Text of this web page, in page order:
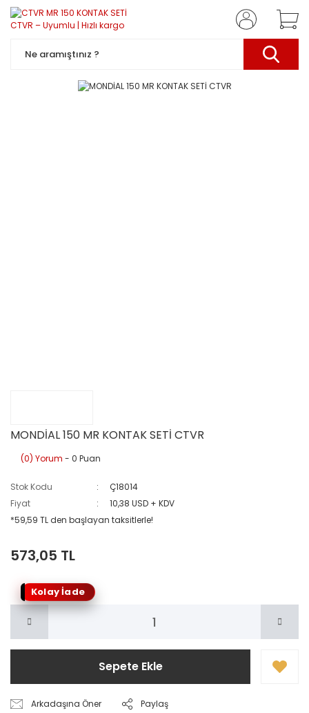
MONDİAL 150 MR KONTAK SETİ CTVR
(0) Yorum - 0 Puan
Stok Kodu
Ç18014
Fiyat
10,38 USD + KDV
*59,59 TL den başlayan taksitlerle!
573,05 TL
Kolay İade
Sepete Ekle
Arkadaşına Öner Paylaş